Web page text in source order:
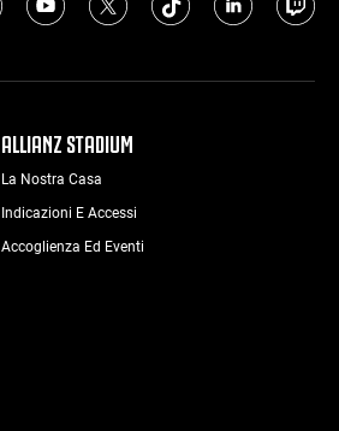
ALLIANZ STADIUM
La Nostra Casa
Indicazioni E Accessi
Accoglienza Ed Eventi